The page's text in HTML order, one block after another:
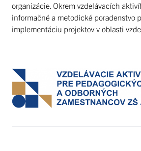
organizácie. Okrem vzdelávacích
informačné a metodické poradenstvo
implementáciu projektov v oblasti